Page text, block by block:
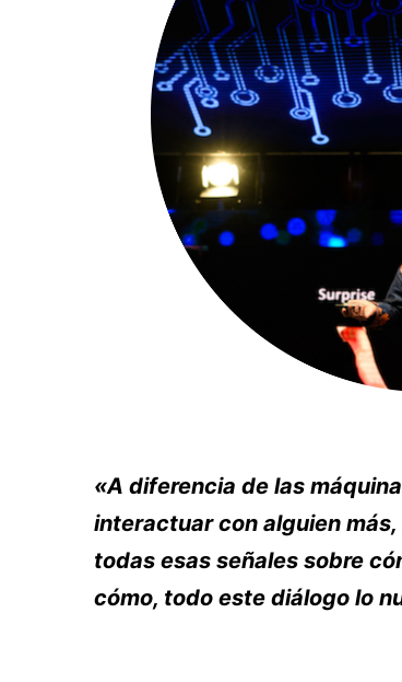
«A diferencia de las
interactuar con alguien
todas esas señales sobre
cómo, todo este diálogo lo